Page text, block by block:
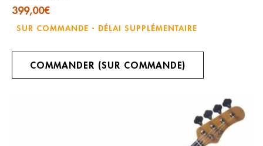
399,00€
SUR COMMANDE - DÉLAI SUPPLÉMENTAIRE
COMMANDER (SUR COMMANDE)